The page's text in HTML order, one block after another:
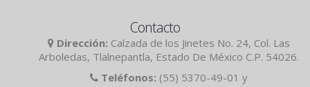
Contacto
Dirección: Calzada de los Jinetes No. 24, Col. Las
Arboledas, Tlalnepantla, Estado De México C.P. 54026.
Teléfonos: (55) 5370-49-01 y